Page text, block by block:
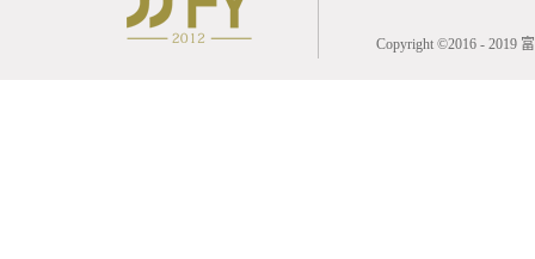
Copyright ©2016 - 2019